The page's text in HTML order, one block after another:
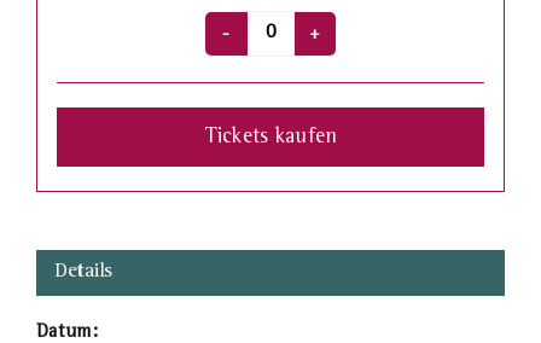
Anzahl
Tickets kaufen
Details
Datum: